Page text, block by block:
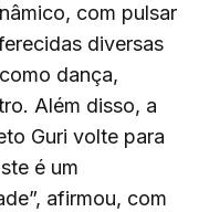
com pulsar
diversas
dança,
Além disso, a
Guri volte para
é um
afirmou, com